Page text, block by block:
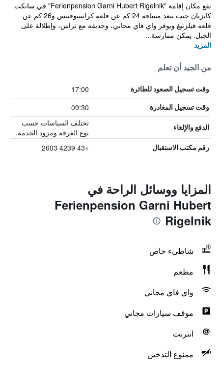
يقع مكان إقامة "Ferienpension Garni Hubert Rigelnik" في سانكت
كانزيان حيث يبعد مسافة 24 كم عن قلعة كراستوفيتس و26 كم عن
قلعة فيلزنيغ ويوفر واي فاي مجاني، وحديقة مع تراس، وإطلالة على
الجبل. يمكن ممارسة...
المزيد
من الجيد أن تعلم
وقت تسجيل الصعود للطائرة 17:00
وقت تسجيل المغادرة 09:30
الدفع والإلغاء
تختلف السياسات حسب
نوع الغرفة ومزود الخدمة.
رقم مكتب الاستقبال +43 4239 2603
المزايا ووسائل الراحة في
Ferienpension Garni Hubert
Rigelnik
شاطىء خاص
مطعم
واي فاي مجاني
موقف سيارات مجاني
انترنت
ممنوع التدخين